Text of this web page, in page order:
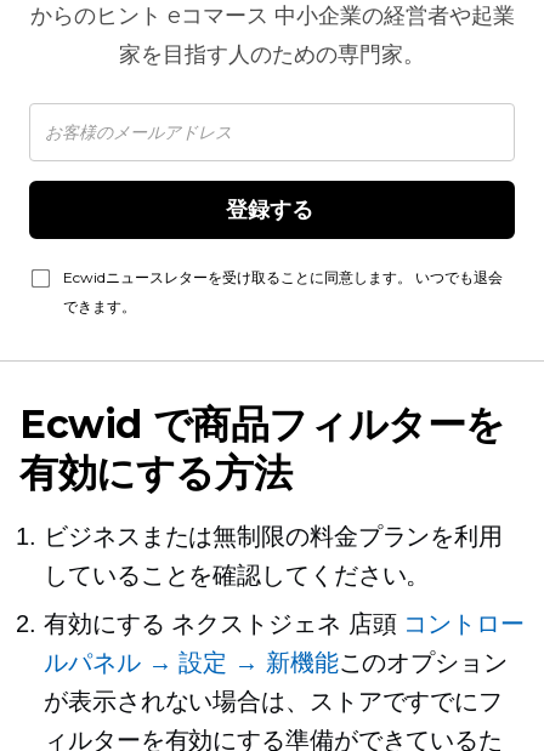
からのヒント eコマース 中小企業の経営者や起業
家を目指す人のための専門家。
Ecwidニュースレターを受け取ることに同意します。 いつでも退会
できます。
Ecwid で商品フィルターを
有効にする方法
ビジネスまたは無制限の料金プランを利用
していることを確認してください。
有効にする ネクストジェネ 店頭 コントロー
ルパネル → 設定 → 新機能このオプション
が表示されない場合は、ストアですでにフ
ィルターを有効にする準備ができているた